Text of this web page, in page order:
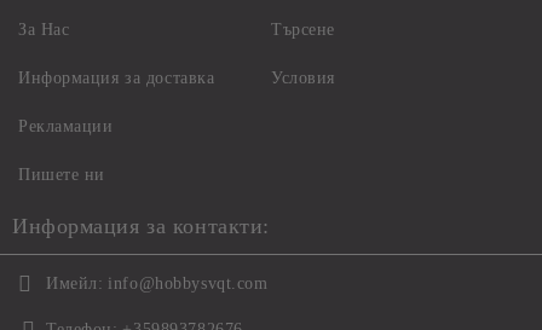
За Нас
Информация за доставка
Рекламации
Пишете ни
Търсене
Условия
Информация за контакти:
Имейл: info@hobbysvqt.com